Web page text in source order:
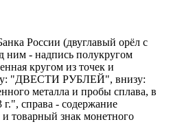
России (двуглавый орёл с
- надпись полукругом
кругом из точек и
"ДВЕСТИ РУБЛЕЙ", внизу:
металла и пробы сплава, в
справа - содержание
товарный знак монетного